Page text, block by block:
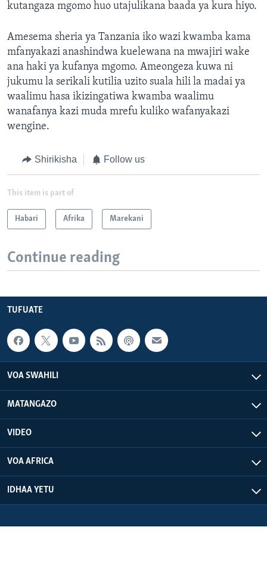
kutangaza mgomo huo utajulikana baada ya kura hiyo.
Amesema sheria ya Tanzania iko wazi kwamba kama
mfanyakazi anashindwa kuelewana na mwajiri wake
ana haki ya kufanya mgomo. Ameongeza kuwa ni
jukumu la serikali kutilia uzito suala hili la madai ya
waalimu hasa ikizingatiwa kwamba waalimu
wanafanya kazi muda mrefu kuliko wafanyakazi
wengine.
Shirikisha Follow us
This item is part of
Habari Afrika Marekani
Continue reading
TUFUATE
VOA SWAHILI
MATANGAZO
VIDEO
VOA AFRICA
IDHAA YETU